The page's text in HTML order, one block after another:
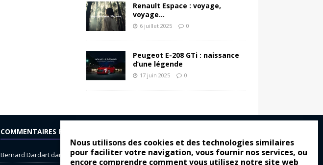
Nous utilisons des cookies et des technologies similaires
pour faciliter votre navigation, vous fournir nos services, ou
encore comprendre comment vous utilisez notre site web
Renault Espace : voyage,
voyage…
6 juillet 2025 0
Peugeot E-208 GTi : naissance
d’une légende
17 juin 2025 0
COMMENTAIRES RÉCENTS
Bernard Dardartdans Dacia Sandero : pour les gens vrais